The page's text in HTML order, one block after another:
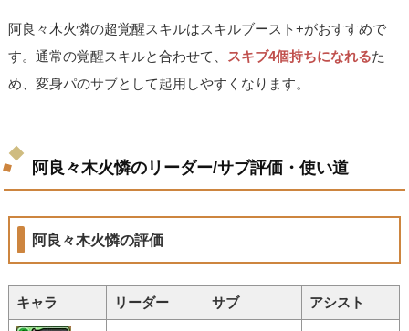
阿良々木火憐の超覚醒スキルはスキルブースト+がおすすめで
す。通常の覚醒スキルと合わせて、 スキブ4個持ちになれるた
め、変身パのサブとして起用しやすくなります。
阿良々木火憐のリーダー/サブ評価・使い道
阿良々木火憐の評価
キャラ リーダー サブ アシスト